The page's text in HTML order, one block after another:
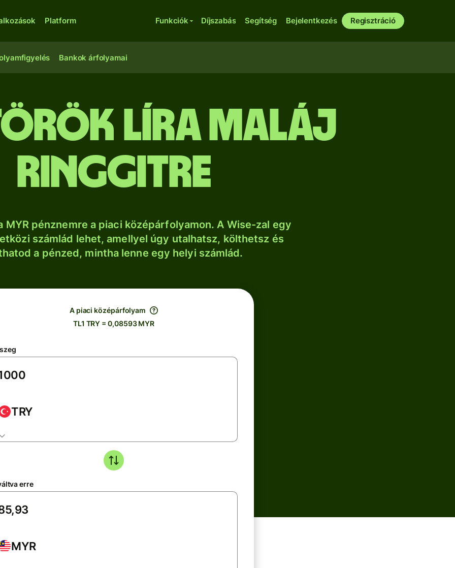
Platform Funkciók Díjszabás Segítség Bejelentkezés Regisztráció
Bankok árfolyamai
líra maláj
ringgitre
MYR pénznemre a piaci középárfolyamon. A Wise-zal egy
számlád lehet, amellyel úgy utalhatsz, költhetsz és
a pénzed, mintha lenne egy helyi számlád.
A piaci középárfolyam
TL1 TRY = 0,08593 MYR
TRY
erre
MYR